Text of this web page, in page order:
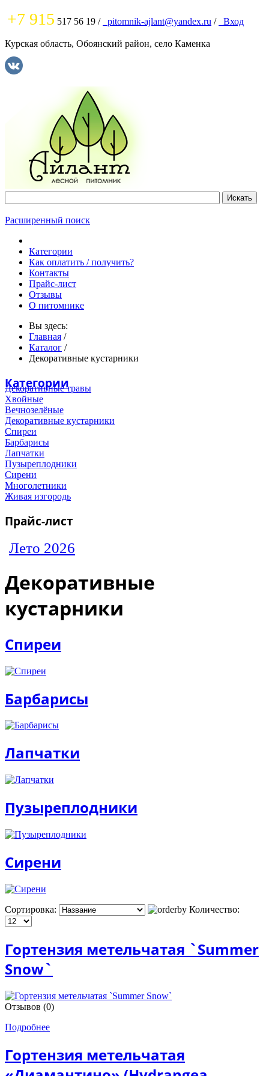
+7 915 517 56 19 / pitomnik-ajlant@yandex.ru / Вход
Курская область, Обоянский район, село Каменка
Расширенный поиск
Категории
Как оплатить / получить?
Контакты
Прайс-лист
Отзывы
О питомнике
Вы здесь:
Главная /
Каталог /
Декоративные кустарники
Категории
Декоративные травы
Хвойные
Вечнозелёные
Декоративные кустарники
Спиреи
Барбарисы
Лапчатки
Пузыреплодники
Сирени
Многолетники
Живая изгородь
Прайс-лист
Лето 2026
Декоративные
кустарники
Спиреи
Барбарисы
Лапчатки
Пузыреплодники
Сирени
Сортировка: Количество:
Гортензия метельчатая `Summer
Snow`
Отзывов (0)
Подробнее
Гортензия метельчатая